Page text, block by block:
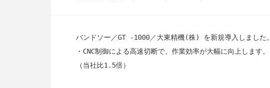
バンドソー／GT -1000／大東精機(株) を新規導入しました。
・CNC制御による高速切断で、作業効率が大幅に向上します。
（当社比1.5倍）